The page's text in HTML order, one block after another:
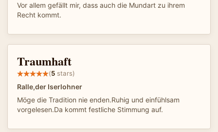
Vor allem gefällt mir, dass auch die Mundart zu ihrem
Recht kommt.
Traumhaft
(5 stars)
Ralle,der Iserlohner
Möge die Tradition nie enden.Ruhig und einfühlsam
vorgelesen.Da kommt festliche Stimmung auf.